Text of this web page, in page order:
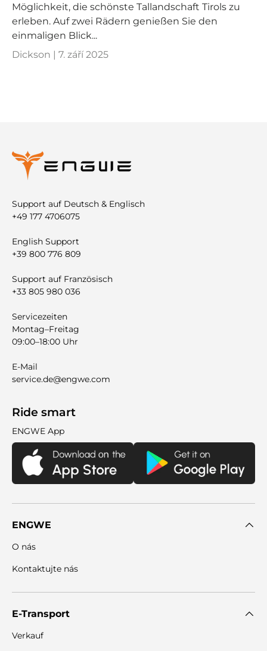
Möglichkeit, die schönste Tallandschaft Tirols zu
erleben. Auf zwei Rädern genießen Sie den
einmaligen Blick...
Dickson | 7. září 2025
Support auf Deutsch & Englisch
+49 177 4706075
English Support
+39 800 776 809
Support auf Französisch
+33 805 980 036
Servicezeiten
Montag–Freitag
09:00–18:00 Uhr
E-Mail
service.de@engwe.com
Ride smart
ENGWE App
ENGWE
O nás
Kontaktujte nás
E-Transport
Verkauf